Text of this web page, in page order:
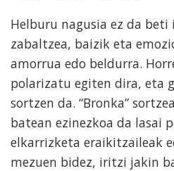
Helburu nagusia ez da beti
zabaltzea, baizik eta
amorrua edo beldurra.
polarizatu egiten dira, eta
sortzen da. “Bronka”
batean ezinezkoa da lasai
elkarrizketa eraikitzaileak
mezuen bidez, iritzi jakin